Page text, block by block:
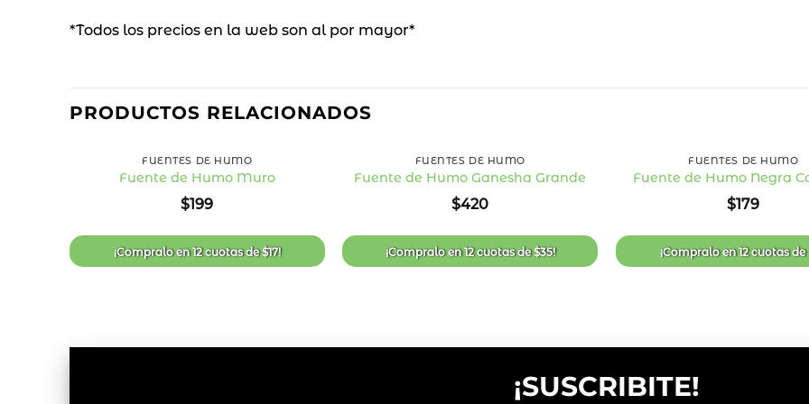
*Todos los precios en la web son al por mayor*
PRODUCTOS RELACIONADOS
de
deseos
FUENTES DE HUMO
Fuente de Humo Muro
$199
¡Compralo en12 cuotasde$17!
de
deseos
FUENTES DE HUMO
Fuente de Humo Ganesha Grande
$420
¡Compralo en12 cuotasde$35!
FUENTES DE HUMO
Fuente de Humo Negra
$179
¡Compralo en12 cuotasde
¡SUSCRIBITE!